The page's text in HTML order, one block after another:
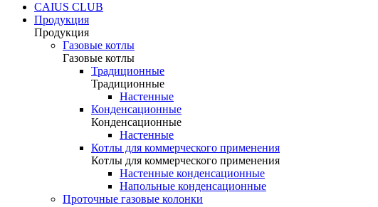
CAIUS CLUB
Продукция
Продукция
Газовые котлы
Газовые котлы
Традиционные
Традиционные
Настенные
Конденсационные
Конденсационные
Настенные
Котлы для коммерческого применения
Котлы для коммерческого применения
Настенные конденсационные
Напольные конденсационные
Проточные газовые колонки